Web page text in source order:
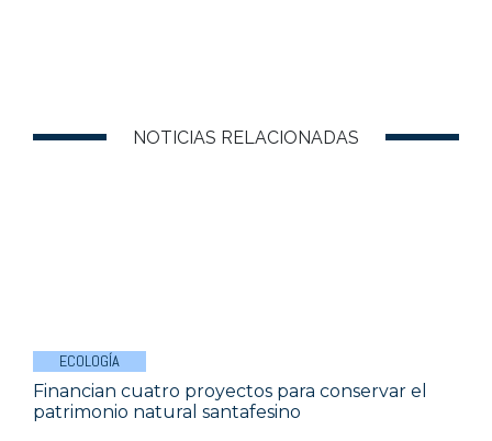
NOTICIAS RELACIONADAS
ECOLOGÍA
Financian cuatro proyectos para conservar el
patrimonio natural santafesino